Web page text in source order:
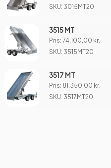
SKU: 3015MT20
3515 MT
Pris: 74.100,00 kr.
SKU: 3515MT20
3517 MT
Pris: 81.350,00 kr.
SKU: 3517MT20